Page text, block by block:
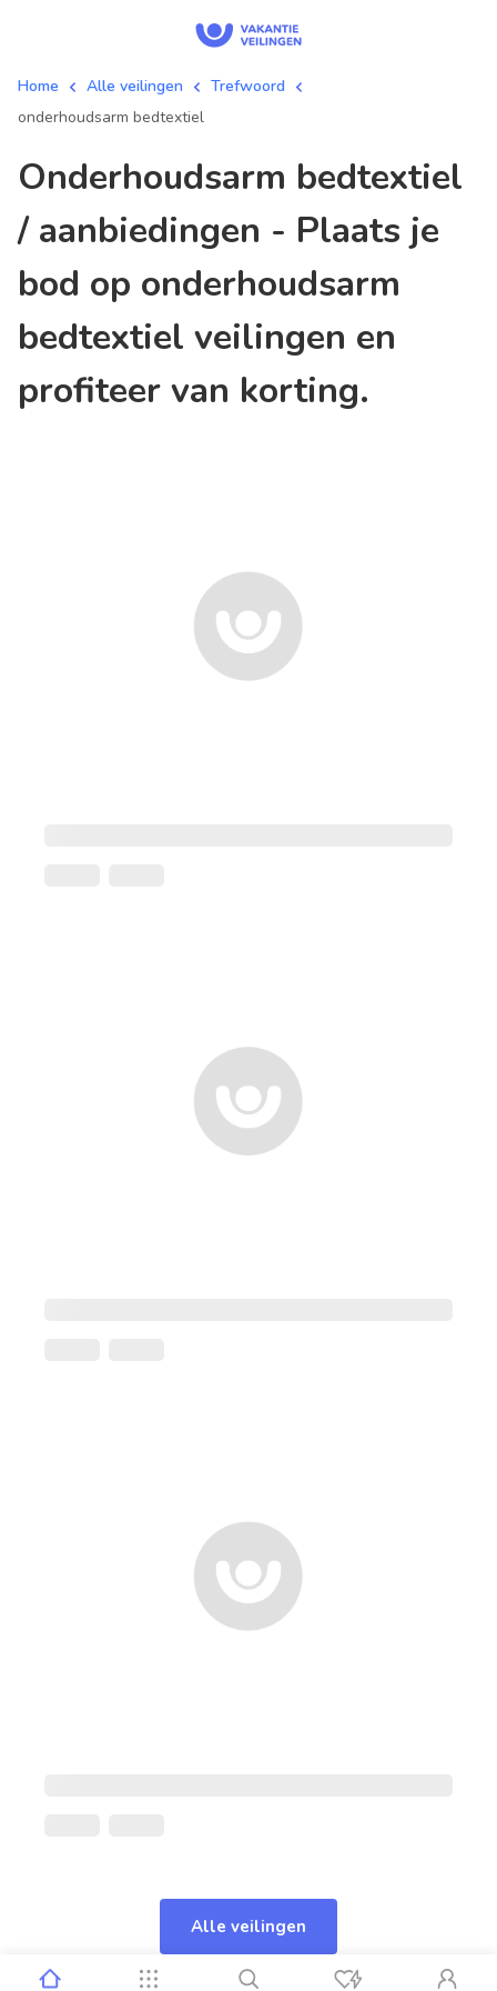
Home Alle veilingen
Trefwoord
onderhoudsarm bedtextiel
onderhoudsarm bedtextiel
/ aanbiedingen - Plaats je
bod op onderhoudsarm
bedtextiel veilingen en
profiteer van korting.
Alle veilingen